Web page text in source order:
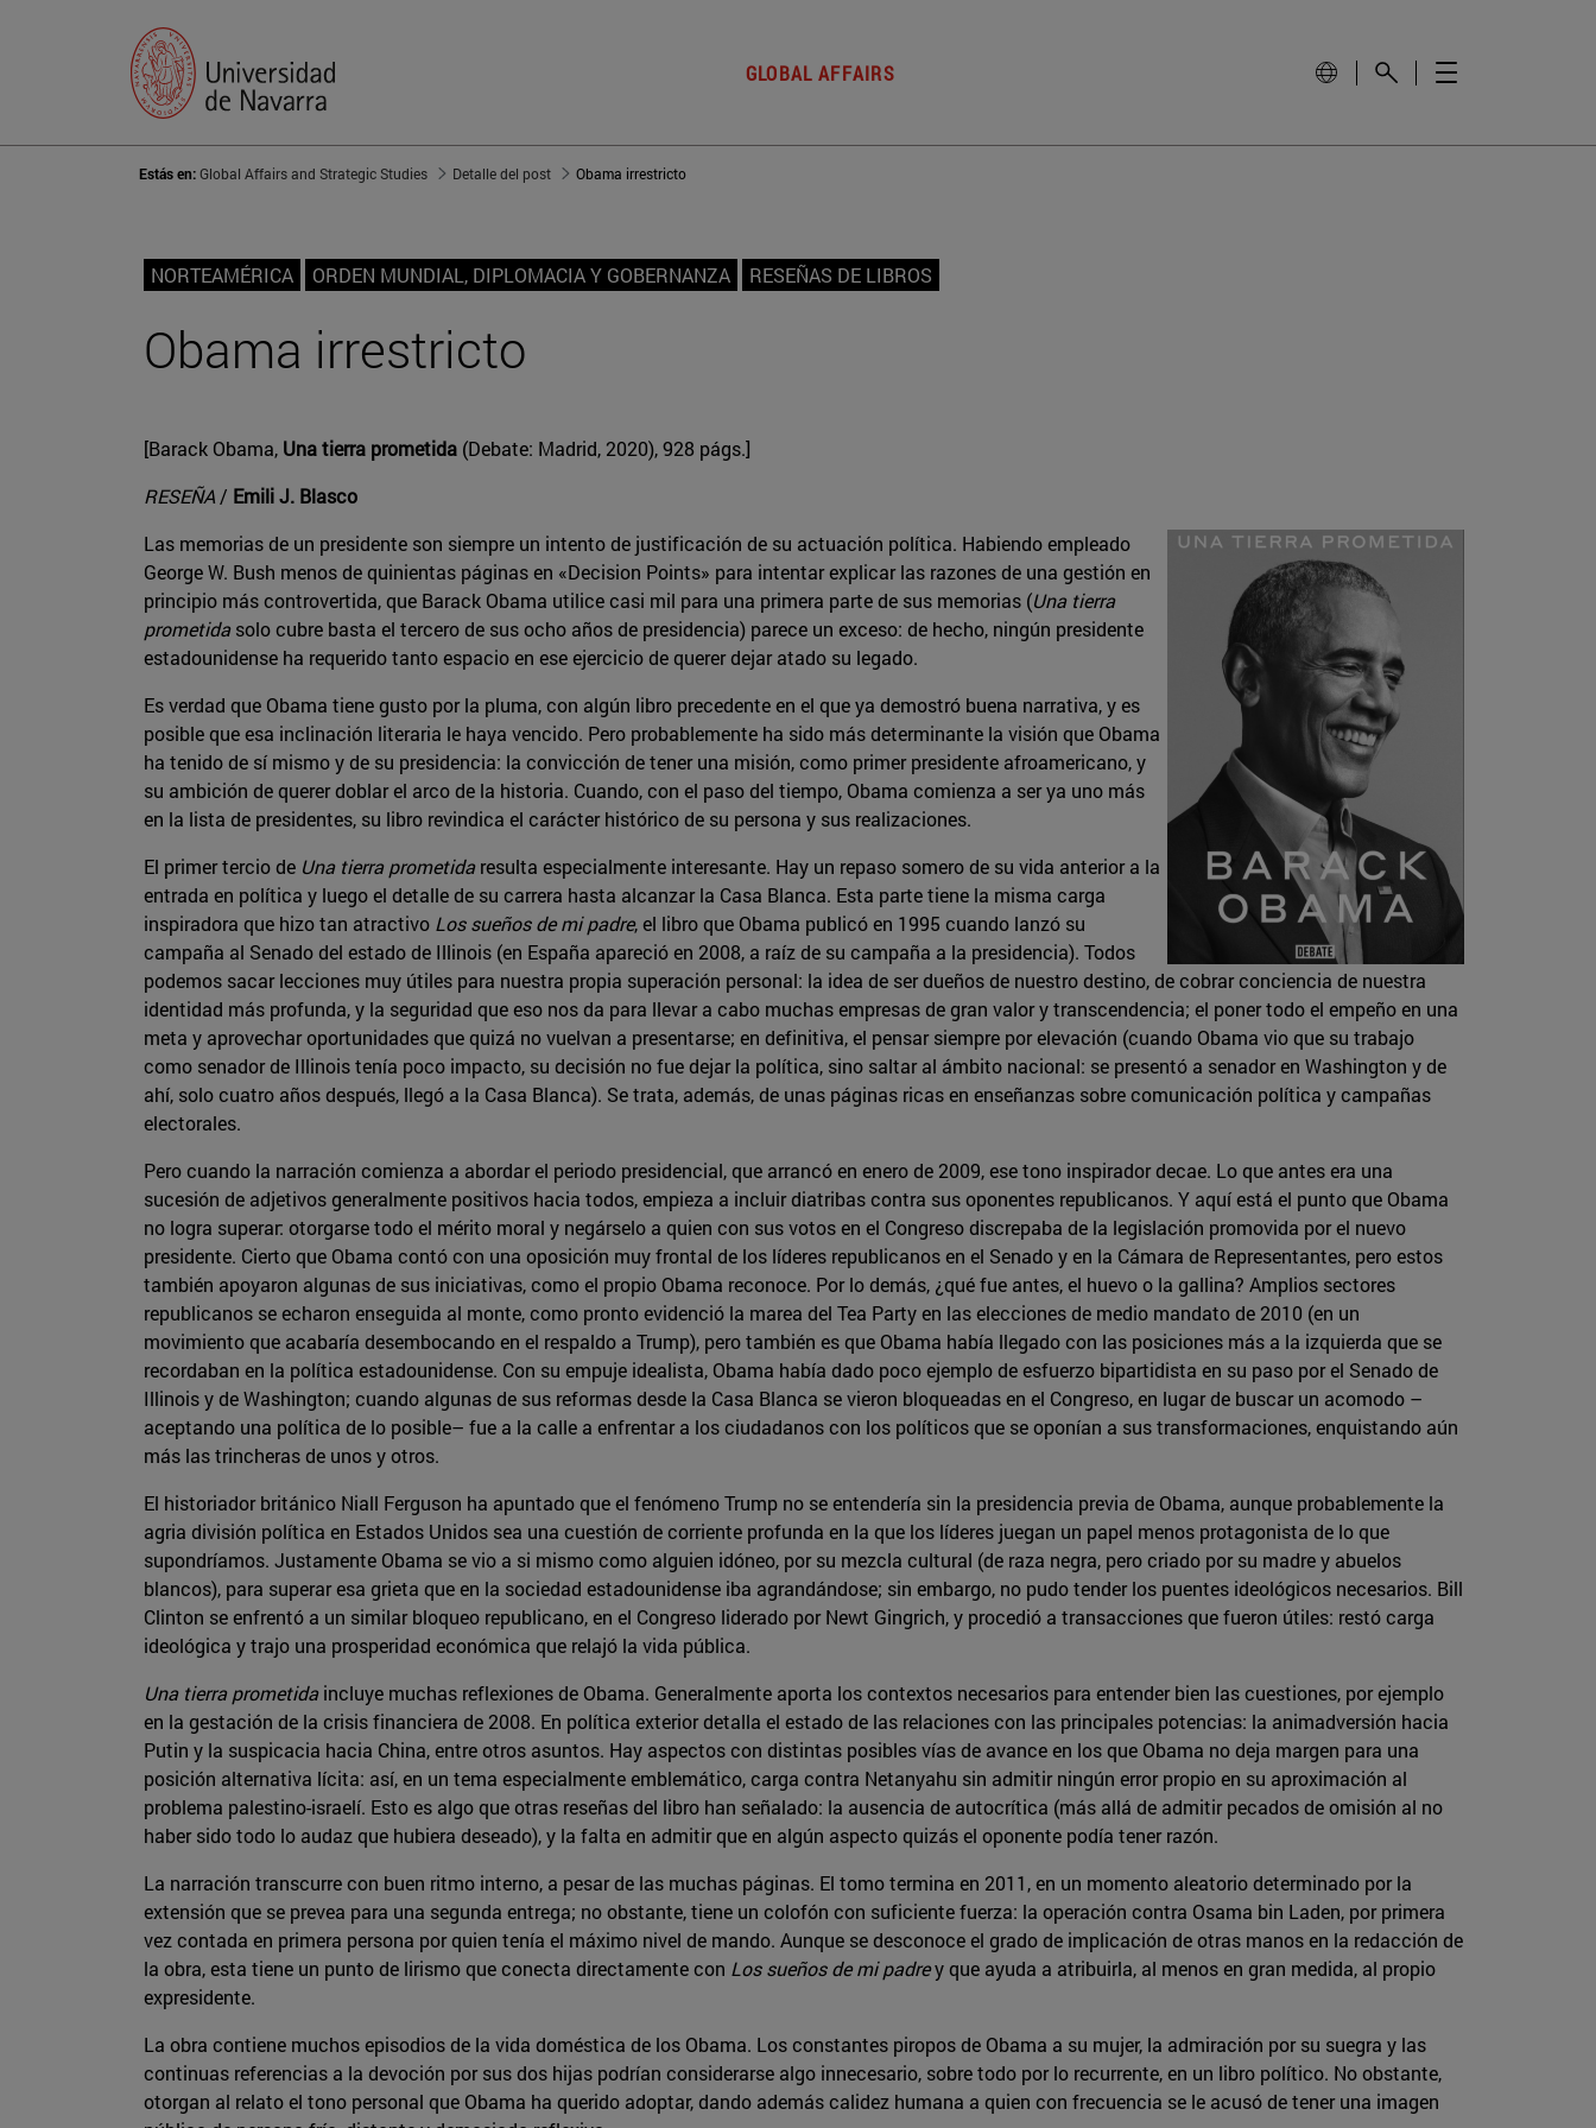
GLOBAL AFFAIRS
Estás en:Global Affairs and Strategic Studies Detalle del post Obama irrestricto
NORTEAMÉRICA ORDEN MUNDIAL, DIPLOMACIA Y GOBERNANZA RESEÑAS DE LIBROS
Obama irrestricto
[Barack Obama, Una tierra prometida (Debate: Madrid, 2020), 928 págs.]
RESEÑA / Emili J. Blasco
Las memorias de un presidente son siempre un intento de justificación de su actuación política. Habiendo empleado
George W. Bush menos de quinientas páginas en «Decision Points» para intentar explicar las razones de una gestión en
principio más controvertida, que Barack Obama utilice casi mil para una primera parte de sus memorias (Una tierra
prometidasolo cubre basta el tercero de sus ocho años de presidencia) parece un exceso: de hecho, ningún presidente
estadounidense ha requerido tanto espacio en ese ejercicio de querer dejar atado su legado.
Es verdad que Obama tiene gusto por la pluma, con algún libro precedente en el que ya demostró buena narrativa, y es
posible que esa inclinación literaria le haya vencido. Pero probablemente ha sido más determinante la visión que Obama
ha tenido de sí mismo y de su presidencia: la convicción de tener una misión, como primer presidente afroamericano, y
su ambición de querer doblar el arco de la historia. Cuando, con el paso del tiempo, Obama comienza a ser ya uno más
en la lista de presidentes, su libro revindica el carácter histórico de su persona y sus realizaciones.
El primer tercio de Una tierra prometidaresulta especialmente interesante. Hay un repaso somero de su vida anterior a la
entrada en política y luego el detalle de su carrera hasta alcanzar la Casa Blanca. Esta parte tiene la misma carga
inspiradora que hizo tan atractivo Los sueños de mi padre, el libro que Obama publicó en 1995 cuando lanzó su
campaña al Senado del estado de Illinois (en España apareció en 2008, a raíz de su campaña a la presidencia). Todos
podemos sacar lecciones muy útiles para nuestra propia superación personal: la idea de ser dueños de nuestro destino, de cobrar conciencia de nuestra
identidad más profunda, y la seguridad que eso nos da para llevar a cabo muchas empresas de gran valor y transcendencia; el poner todo el empeño en una
meta y aprovechar oportunidades que quizá no vuelvan a presentarse; en definitiva, el pensar siempre por elevación (cuando Obama vio que su trabajo
como senador de Illinois tenía poco impacto, su decisión no fue dejar la política, sino saltar al ámbito nacional: se presentó a senador en Washington y de
ahí, solo cuatro años después, llegó a la Casa Blanca). Se trata, además, de unas páginas ricas en enseñanzas sobre comunicación política y campañas
electorales.
Pero cuando la narración comienza a abordar el periodo presidencial, que arrancó en enero de 2009, ese tono inspirador decae. Lo que antes era una
sucesión de adjetivos generalmente positivos hacia todos, empieza a incluir diatribas contra sus oponentes republicanos. Y aquí está el punto que Obama
no logra superar: otorgarse todo el mérito moral y negárselo a quien con sus votos en el Congreso discrepaba de la legislación promovida por el nuevo
presidente. Cierto que Obama contó con una oposición muy frontal de los líderes republicanos en el Senado y en la Cámara de Representantes, pero estos
también apoyaron algunas de sus iniciativas, como el propio Obama reconoce. Por lo demás, ¿qué fue antes, el huevo o la gallina? Amplios sectores
republicanos se echaron enseguida al monte, como pronto evidenció la marea del Tea Party en las elecciones de medio mandato de 2010 (en un
movimiento que acabaría desembocando en el respaldo a Trump), pero también es que Obama había llegado con las posiciones más a la izquierda que se
recordaban en la política estadounidense. Con su empuje idealista, Obama había dado poco ejemplo de esfuerzo bipartidista en su paso por el Senado de
Illinois y de Washington; cuando algunas de sus reformas desde la Casa Blanca se vieron bloqueadas en el Congreso, en lugar de buscar un acomodo –
aceptando una política de lo posible– fue a la calle a enfrentar a los ciudadanos con los políticos que se oponían a sus transformaciones, enquistando aún
más las trincheras de unos y otros.
El historiador británico Niall Ferguson ha apuntado que el fenómeno Trump no se entendería sin la presidencia previa de Obama, aunque probablemente la
agria división política en Estados Unidos sea una cuestión de corriente profunda en la que los líderes juegan un papel menos protagonista de lo que
supondríamos. Justamente Obama se vio a si mismo como alguien idóneo, por su mezcla cultural (de raza negra, pero criado por su madre y abuelos
blancos), para superar esa grieta que en la sociedad estadounidense iba agrandándose; sin embargo, no pudo tender los puentes ideológicos necesarios. Bill
Clinton se enfrentó a un similar bloqueo republicano, en el Congreso liderado por Newt Gingrich, y procedió a transacciones que fueron útiles: restó carga
ideológica y trajo una prosperidad económica que relajó la vida pública.
Una tierra prometidaincluye muchas reflexiones de Obama. Generalmente aporta los contextos necesarios para entender bien las cuestiones, por ejemplo
en la gestación de la crisis financiera de 2008. En política exterior detalla el estado de las relaciones con las principales potencias: la animadversión hacia
Putin y la suspicacia hacia China, entre otros asuntos. Hay aspectos con distintas posibles vías de avance en los que Obama no deja margen para una
posición alternativa lícita: así, en un tema especialmente emblemático, carga contra Netanyahu sin admitir ningún error propio en su aproximación al
problema palestino-israelí. Esto es algo que otras reseñas del libro han señalado: la ausencia de autocrítica (más allá de admitir pecados de omisión al no
haber sido todo lo audaz que hubiera deseado), y la falta en admitir que en algún aspecto quizás el oponente podía tener razón.
La narración transcurre con buen ritmo interno, a pesar de las muchas páginas. El tomo termina en 2011, en un momento aleatorio determinado por la
extensión que se prevea para una segunda entrega; no obstante, tiene un colofón con suficiente fuerza: la operación contra Osama bin Laden, por primera
vez contada en primera persona por quien tenía el máximo nivel de mando. Aunque se desconoce el grado de implicación de otras manos en la redacción de
la obra, esta tiene un punto de lirismo que conecta directamente con Los sueños de mi padrey que ayuda a atribuirla, al menos en gran medida, al propio
expresidente.
La obra contiene muchos episodios de la vida doméstica de los Obama. Los constantes piropos de Obama a su mujer, la admiración por su suegra y las
continuas referencias a la devoción por sus dos hijas podrían considerarse algo innecesario, sobre todo por lo recurrente, en un libro político. No obstante,
otorgan al relato el tono personal que Obama ha querido adoptar, dando además calidez humana a quien con frecuencia se le acusó de tener una imagen